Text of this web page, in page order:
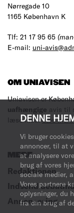
DENNE
Vi bruger
annoncer, til at
at analysere
brug af vores
sociale medier,
Vores partnere
oplysninger, du
fra din brug af
Nørregade 10
1165 København K
Tlf: 21 17 95 65
E-mail: uni-
OM UNIAVISEN
Uniavisen er
uafhængige avis til
læse med.Læs mere
MERE
Redaktionen
Indsend
Annoncering